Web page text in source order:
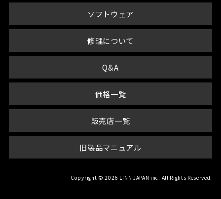
ソフトウェア
修理について
Q&A
価格一覧
販売店一覧
旧製品マニュアル
Copyright © 2026 LINN JAPAN inc. All Rights Reserved.